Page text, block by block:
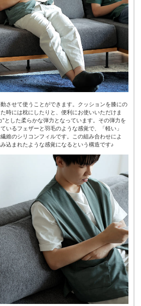
させて使うことができます。クッションを膝にの
時には枕にしたりと、便利にお使いいただけま
”とした柔らかな弾力となっています。その弾力を
いるフェザーと羽毛のような感覚で、「軽い」
維のシリコンフィルです。この組み合わせによ
込まれたような感覚になるという構造です♪